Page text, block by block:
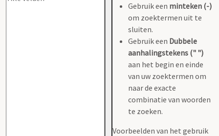
Gebruik een minteken (-)
om zoektermen uit te
sluiten.
Gebruik een Dubbele
aanhalingstekens (" ")
aan het begin en einde
van uw zoektermen om
naar de exacte
combinatie van woorden
te zoeken.
Voorbeelden van het gebruik